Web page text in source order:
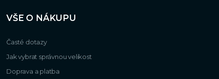
VŠE O NÁKUPU
Časté dotazy
Jak vybrat správnou velikost
Doprava a platba